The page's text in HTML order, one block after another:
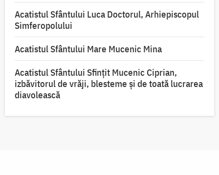
Acatistul Sfântului Luca Doctorul, Arhiepiscopul
Simferopolului
Acatistul Sfântului Mare Mucenic Mina
Acatistul Sfântului Sfințit Mucenic Ciprian,
izbăvitorul de vrăji, blesteme și de toată lucrarea
diavolească